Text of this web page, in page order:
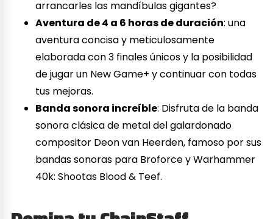
arrancarles las mandíbulas gigantes?
Aventura de 4 a 6 horas de duración: una
aventura concisa y meticulosamente
elaborada con 3 finales únicos y la posibilidad
de jugar un New Game+ y continuar con todas
tus mejoras.
Banda sonora increíble: Disfruta de la banda
sonora clásica de metal del galardonado
compositor Deon van Heerden, famoso por sus
bandas sonoras para Broforce y Warhammer
40k: Shootas Blood & Teef.